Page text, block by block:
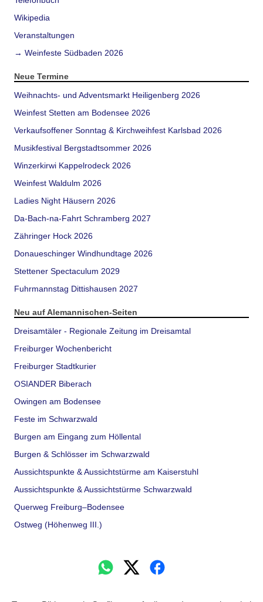
Wikipedia
Veranstaltungen
→ Weinfeste Südbaden 2026
Neue Termine
Weihnachts- und Adventsmarkt Heiligenberg 2026
Weinfest Stetten am Bodensee 2026
Verkaufsoffener Sonntag & Kirchweihfest Karlsbad 2026
Musikfestival Bergstadtsommer 2026
Winzerkirwi Kappelrodeck 2026
Weinfest Waldulm 2026
Ladies Night Häusern 2026
Da-Bach-na-Fahrt Schramberg 2027
Zähringer Hock 2026
Donaueschinger Windhundtage 2026
Stettener Spectaculum 2029
Fuhrmannstag Dittishausen 2027
Neu auf Alemannischen-Seiten
Dreisamtäler - Regionale Zeitung im Dreisamtal
Freiburger Wochenbericht
Freiburger Stadtkurier
OSIANDER Biberach
Owingen am Bodensee
Feste im Schwarzwald
Burgen am Eingang zum Höllental
Burgen & Schlösser im Schwarzwald
Aussichtspunkte & Aussichtstürme am Kaiserstuhl
Aussichtspunkte & Aussichtstürme Schwarzwald
Querweg Freiburg–Bodensee
Ostweg (Höhenweg III.)